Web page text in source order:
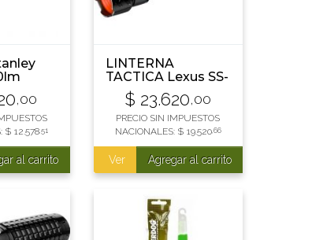
,00
$ 12.578,51
al carrito
LINTERNA
TACTICA Lexus SS-
SD-5239 800
LUMENS PVC
ALTO IMPACTO 5
FUNCIONES LUZ
LATERAL DISPLAY
INDICADOR DE
CARGA ZOOM
BANK BATERIA
$ 23.620,00
PRECIO SIN IMPUESTOS
NACIONALES: $ 19.520,66
Ver Agregar al carrito